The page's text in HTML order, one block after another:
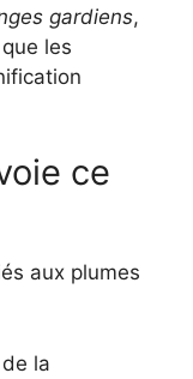
gardiens,
les
ce
aux plumes
la